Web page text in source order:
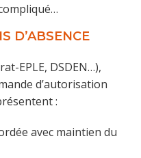
D’ABSENCE
EPLE, DSDEN…),
d’autorisation
:
avec maintien du